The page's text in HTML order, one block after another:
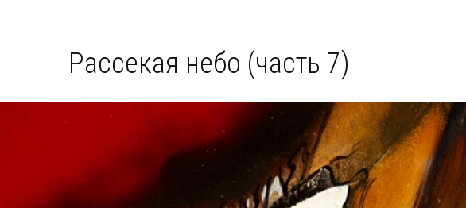
Рассекая небо (часть 7)